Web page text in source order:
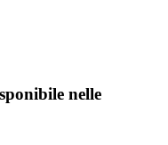
nelle